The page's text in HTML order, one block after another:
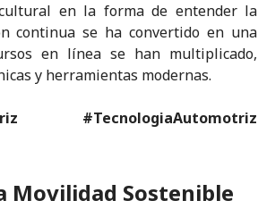
en la forma de entender la
continua se ha convertido en una
en línea se han multiplicado,
y herramientas modernas.
#TecnologiaAutomotriz
Movilidad Sostenible